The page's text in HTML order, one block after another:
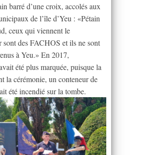
barré d’une croix, accolés aux
de l’île d’Yeu : «Pétain
ceux qui viennent le
sont des FACHOS et ils ne sont
à Yeu.» En 2017,
été plus marquée, puisque la
la cérémonie, un conteneur de
été incendié sur la tombe.